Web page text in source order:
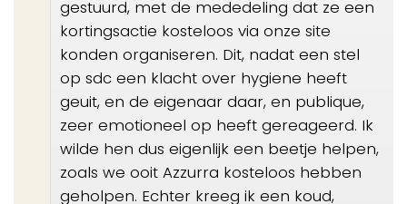
gestuurd, met de mededeling dat ze een
kortingsactie kosteloos via onze site
konden organiseren. Dit, nadat een stel
op sdc een klacht over hygiene heeft
geuit, en de eigenaar daar, en publique,
zeer emotioneel op heeft gereageerd. Ik
wilde hen dus eigenlijk een beetje helpen,
zoals we ooit Azzurra kosteloos hebben
geholpen. Echter kreeg ik een koud,